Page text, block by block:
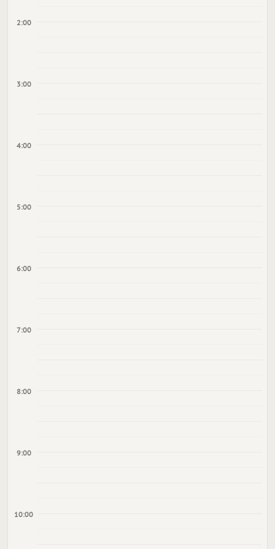
2:00
3:00
4:00
5:00
6:00
7:00
8:00
9:00
10:00